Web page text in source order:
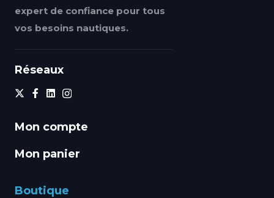
expert de confiance pour tous
vos besoins nautiques.
Réseaux
Mon compte
Mon panier
Boutique